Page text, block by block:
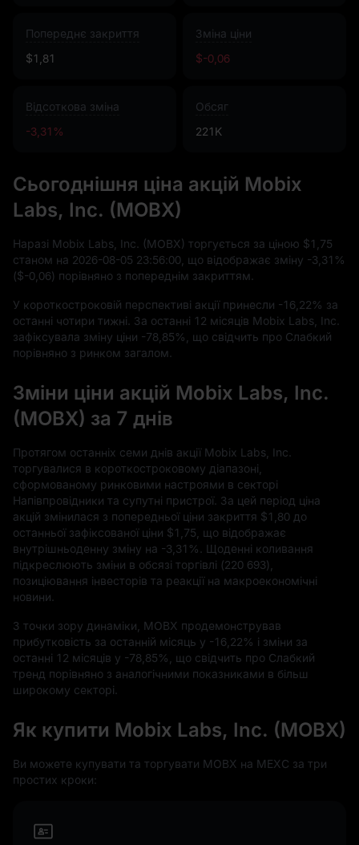
Попереднє закриття
$1,81
Зміна ціни
$-0,06
Відсоткова зміна
-3,31%
Обсяг
221K
Сьогоднішня ціна акцій Mobix
Labs, Inc. (MOBX)
Наразі Mobix Labs, Inc. (MOBX) торгується за ціною $1,75
станом на 2026-08-05 23:56:00 , що відображає зміну -3,31%
($-0,06) порівняно з попереднім закриттям.
У короткостроковій перспективі акції принесли -16,22% за
останні чотири тижні. За останні 12 місяців Mobix Labs, Inc.
зафіксувала зміну ціни -78,85%
, що свідчить про Слабкий
порівняно з ринком загалом.
Зміни ціни акцій Mobix Labs, Inc.
(MOBX) за 7 днів
Протягом останніх семи днів акції Mobix Labs, Inc.
торгувалися в короткостроковому діапазоні,
сформованому ринковими настроями в секторі
Напівпровідники та супутні пристрої. За цей період ціна
акцій змінилася з попередньої ціни закриття $1,80 до
останньої зафіксованої ціни $1,75, що відображає
внутрішньоденну зміну на -3,31%
. Щоденні коливання
підкреслюють зміни в обсязі торгівлі (220 693),
позиціювання інвесторів та реакції на макроекономічні
новини.
З точки зору динаміки, MOBX продемонстрував
прибутковість за останній місяць у -16,22% і зміни за
останні 12 місяців у -78,85%
, що свідчить про Слабкий
тренд порівняно з аналогічними показниками в більш
широкому секторі.
Як купити Mobix Labs, Inc. (MOBX)
Ви можете купувати та торгувати MOBX на MEXC за три
простих кроки: